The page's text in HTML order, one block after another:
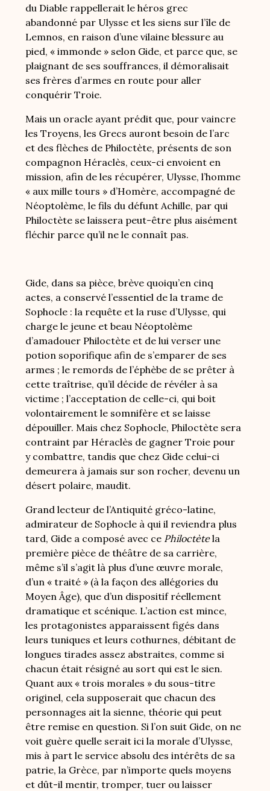
du Diable rappellerait le héros grec
abandonné par Ulysse et les siens sur l’île de
Lemnos, en raison d’une vilaine blessure au
pied, « immonde » selon Gide, et parce que, se
plaignant de ses souffrances, il démoralisait
ses frères d’armes en route pour aller
conquérir Troie.
Mais un oracle ayant prédit que, pour vaincre
les Troyens, les Grecs auront besoin de l’arc
et des flèches de Philoctète, présents de son
compagnon Héraclès, ceux-ci envoient en
mission, afin de les récupérer, Ulysse, l’homme
« aux mille tours » d’Homère, accompagné de
Néoptolème, le fils du défunt Achille, par qui
Philoctète se laissera peut-être plus aisément
fléchir parce qu’il ne le connaît pas.
Gide, dans sa pièce, brève quoiqu’en cinq
actes, a conservé l’essentiel de la trame de
Sophocle : la requête et la ruse d’Ulysse, qui
charge le jeune et beau Néoptolème
d’amadouer Philoctète et de lui verser une
potion soporifique afin de s’emparer de ses
armes ; le remords de l’éphèbe de se prêter à
cette traîtrise, qu’il décide de révéler à sa
victime ; l’acceptation de celle-ci, qui boit
volontairement le somnifère et se laisse
dépouiller. Mais chez Sophocle, Philoctète sera
contraint par Héraclès de gagner Troie pour
y combattre, tandis que chez Gide celui-ci
demeurera à jamais sur son rocher, devenu un
désert polaire, maudit.
Grand lecteur de l’Antiquité gréco-latine,
admirateur de Sophocle à qui il reviendra plus
tard, Gide a composé avec ce Philoctètela
première pièce de théâtre de sa carrière,
même s’il s’agit là plus d’une œuvre morale,
d’un « traité » (à la façon des allégories du
Moyen Âge), que d’un dispositif réellement
dramatique et scénique. L’action est mince,
les protagonistes apparaissent figés dans
leurs tuniques et leurs cothurnes, débitant de
longues tirades assez abstraites, comme si
chacun était résigné au sort qui est le sien.
Quant aux « trois morales » du sous-titre
originel, cela supposerait que chacun des
personnages ait la sienne, théorie qui peut
être remise en question. Si l’on suit Gide, on ne
voit guère quelle serait ici la morale d’Ulysse,
mis à part le service absolu des intérêts de sa
patrie, la Grèce, par n’importe quels moyens
et dût-il mentir, tromper, tuer ou laisser